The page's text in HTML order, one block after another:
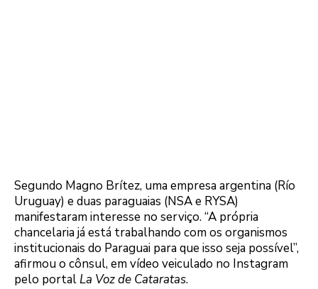
Segundo Magno Brítez, uma empresa argentina (Río
Uruguay) e duas paraguaias (NSA e RYSA)
manifestaram interesse no serviço. “A própria
chancelaria já está trabalhando com os organismos
institucionais do Paraguai para que isso seja possível”,
afirmou o cônsul, em vídeo veiculado no Instagram
pelo portalLa Voz de Cataratas.